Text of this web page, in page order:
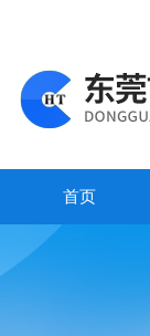
首页